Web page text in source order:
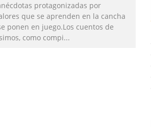
protagonizadas por
que se aprenden en la cancha
ponen en juego.Los cuentos de
como compi...